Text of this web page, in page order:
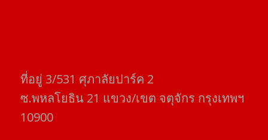
ที่อยู่​ 3/531​ ศุภาลัยปาร์ค​ 2
ซ.พหลโยธิน​ 21​ แขวง/เขต​ จตุจักร​ กรุงเทพฯ
10900